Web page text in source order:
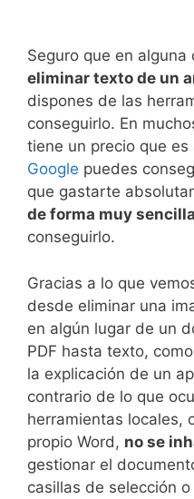
Seguro que en
eliminar texto de un
dispones de las
conseguirlo. En
tiene un precio que es
Google puedes
que gastarte
de forma muy sencilla
conseguirlo.
Gracias a lo que
desde eliminar una
en algún lugar de un
PDF hasta texto,
la explicación de un
contrario de lo que
herramientas locales,
propio Word, no se
gestionar el
casillas de selección